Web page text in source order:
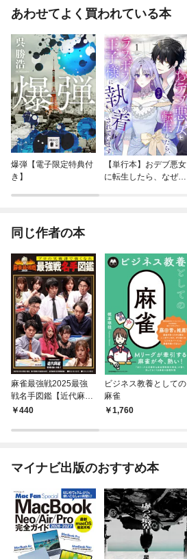
あわせてよく買われている本
爆弾【電子限定特典付
き】
【単行本】おデブ悪女
に転生したら、なぜか
同じ作者の本
麻雀最強戦2025最強
戦名手図鑑【近代麻雀
付録小冊子シリーズ】
440
ビジネス教養としての
麻雀
1,760
マイナビ出版のおすすめ本